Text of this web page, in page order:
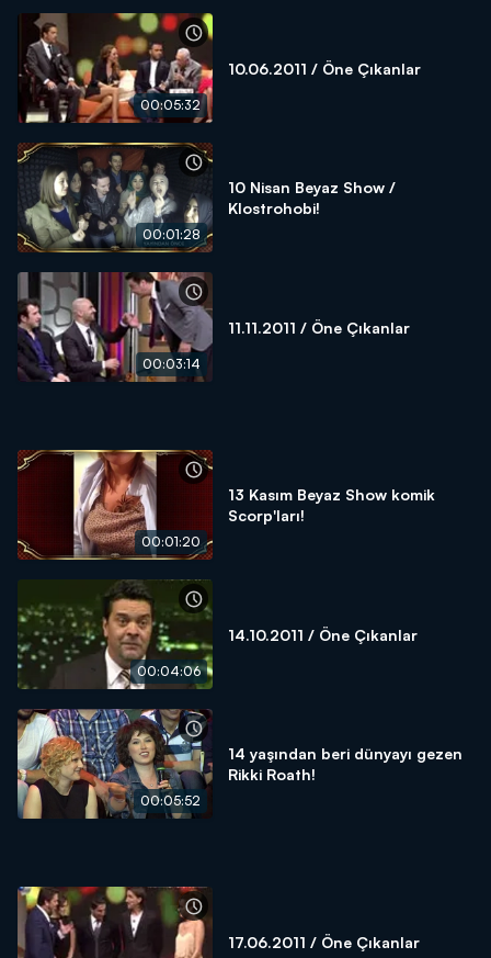
00:05:32
10.06.2011 / Öne Çıkanlar
00:01:28
10 Nisan Beyaz Show /
Klostrohobi!
00:03:14
11.11.2011 / Öne Çıkanlar
00:01:20
13 Kasım Beyaz Show komik
Scorp'ları!
00:04:06
14.10.2011 / Öne Çıkanlar
00:05:52
14 yaşından beri dünyayı gezen
Rikki Roath!
17.06.2011 / Öne Çıkanlar